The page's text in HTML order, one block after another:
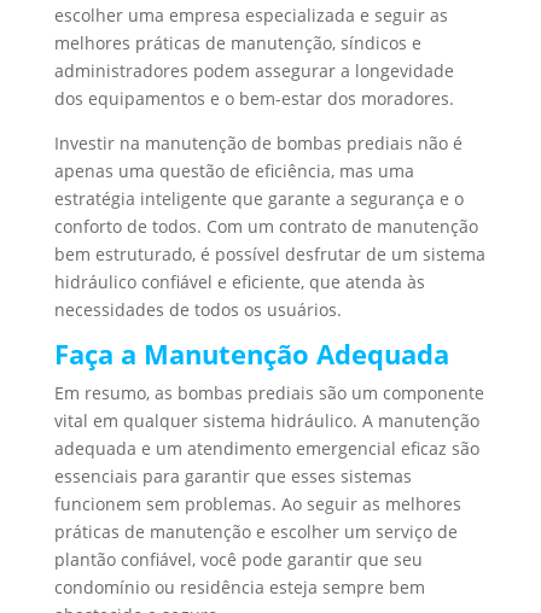
escolher uma empresa especializada e seguir as
melhores práticas de manutenção, síndicos e
administradores podem assegurar a longevidade
dos equipamentos e o bem-estar dos moradores.
Investir na manutenção de bombas prediais não é
apenas uma questão de eficiência, mas uma
estratégia inteligente que garante a segurança e o
conforto de todos. Com um contrato de manutenção
bem estruturado, é possível desfrutar de um sistema
hidráulico confiável e eficiente, que atenda às
necessidades de todos os usuários.
Faça a Manutenção Adequada
Em resumo, as bombas prediais são um componente
vital em qualquer sistema hidráulico. A manutenção
adequada e um atendimento emergencial eficaz são
essenciais para garantir que esses sistemas
funcionem sem problemas. Ao seguir as melhores
práticas de manutenção e escolher um serviço de
plantão confiável, você pode garantir que seu
condomínio ou residência esteja sempre bem